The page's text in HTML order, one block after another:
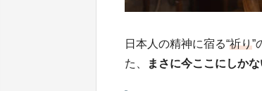
日本人の精神に宿る“祈り”
た、
まさに今ここにしか